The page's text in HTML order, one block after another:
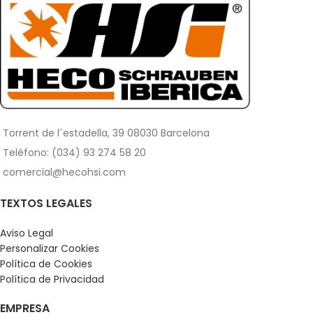
Torrent de l´estadella, 39 08030 Barcelona
Teléfono: (034) 93 274 58 20
comercial@hecohsi.com
TEXTOS LEGALES
Aviso Legal
Personalizar Cookies
Política de Cookies
Política de Privacidad
EMPRESA